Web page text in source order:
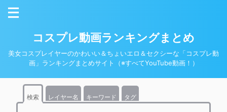
コスプレ動画ランキングまとめ
美女コスプレイヤーのかわいい＆ちょいエロ＆セクシーな「コスプレ動
画」ランキングまとめサイト（※すべてYouTube動画！）
検索 レイヤー名 キーワード タグ